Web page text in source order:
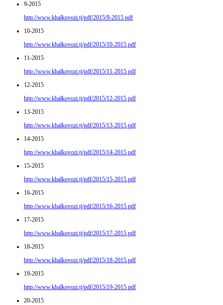
9-2015
http://www.khalkovozi.tj/pdf/2015/9-2015.pdf
10-2015
http://www.khalkovozi.tj/pdf/2015/10-2015.pdf
11-2015
http://www.khalkovozi.tj/pdf/2015/11-2015.pdf
12-2015
http://www.khalkovozi.tj/pdf/2015/12-2015.pdf
13-2015
http://www.khalkovozi.tj/pdf/2015/13-2015.pdf
14-2015
http://www.khalkovozi.tj/pdf/2015/14-2015.pdf
15-2015
http://www.khalkovozi.tj/pdf/2015/15-2015.pdf
16-2015
http://www.khalkovozi.tj/pdf/2015/16-2015.pdf
17-2015
http://www.khalkovozi.tj/pdf/2015/17-2015.pdf
18-2015
http://www.khalkovozi.tj/pdf/2015/18-2015.pdf
19-2015
http://www.khalkovozi.tj/pdf/2015/19-2015.pdf
20-2015